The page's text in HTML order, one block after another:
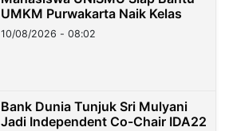
UMKM Purwakarta Naik Kelas
10/08/2026 - 08:02
Bank Dunia Tunjuk Sri Mulyani
Jadi Independent Co-Chair IDA22